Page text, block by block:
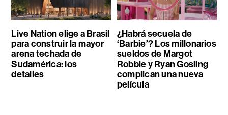
Live Nation elige a Brasil
para construir la mayor
arena techada de
Sudamérica: los
detalles
¿Habrá secuela de
‘Barbie’? Los millonarios
sueldos de Margot
Robbie y Ryan Gosling
complican una nueva
película